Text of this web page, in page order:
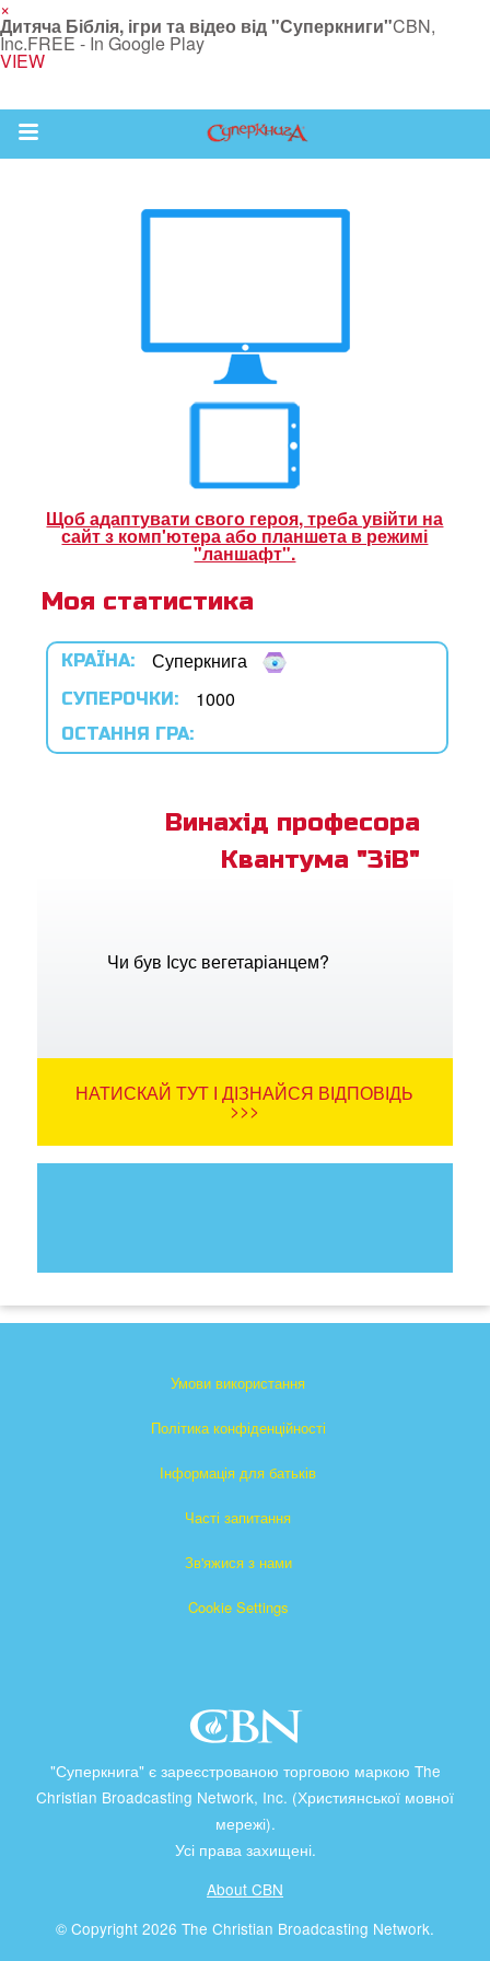
×
Дитяча Біблія, ігри та відео від "Суперкниги"CBN,
Inc.FREE - In Google Play
VIEW
Return to Content
"Суперкнига"
Щоб адаптувати свого героя, треба увійти на
сайт з комп'ютера або планшета в режимі
"ланшафт".
Моя статистика
КРАЇНА: Суперкнига
СУПЕРОЧКИ: 1000
ОСТАННЯ ГРА:
Винахід професора
Квантума "ЗіВ"
Чи був Ісус вегетаріанцем?
НАТИСКАЙ ТУТ І ДІЗНАЙСЯ ВІДПОВІДЬ
>>>
Умови використання
Політика конфіденційності
Інформація для батьків
Часті запитання
Зв'яжися з нами
Cookie Settings
"Суперкнига" є зареєстрованою торговою маркою The
Christian Broadcasting Network, Inc. (Християнської мовної
мережі).
Усі права захищені.
About CBN
© Copyright 2026 The Christian Broadcasting Network.